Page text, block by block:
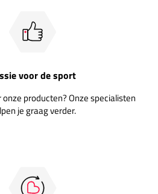
voor de sport
producten? Onze specialisten
je graag verder.